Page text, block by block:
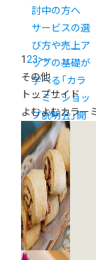
討中の方へ
サービスの選
び方や売上ア
ップの基礎が
学べる「カラ
ーミーショッ
プ説明会」開
催
123>»
その他
トップサイド
よむよむカラー